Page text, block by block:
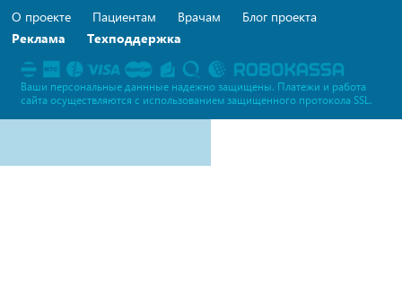
О проекте Пациентам Врачам
Блог проекта
Реклама
Техподдержка
Ваши персональные даннные надежно защищены. Платежи и работа
сайта осуществляются c использованием защищенного протокола SSL.